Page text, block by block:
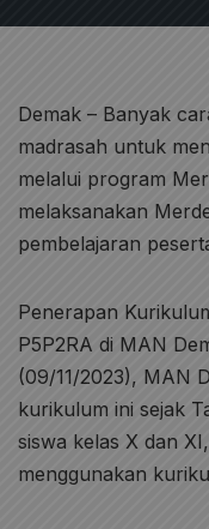
Demak – Banyak
madrasah untuk
melalui program
melaksanakan
pembelajaran
Penerapan
P5P2RA di MAN
(09/11/2023), MAN
kurikulum ini sejak
siswa kelas X dan
menggunakan